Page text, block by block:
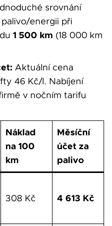
srovnání
energii při
1 500 km (18 000 km
Aktuální cena
46 Kč/l. Nabíjení
v nočním tarifu
Náklad
na 100
km
Měsíční
účet za
palivo
308 Kč 4 613 Kč